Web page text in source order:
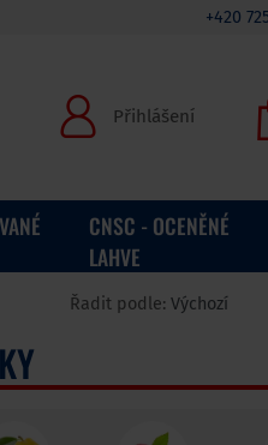
+420
Přihlášení
CNSC - OCENĚNÉ
LAHVE
Řadit podle: